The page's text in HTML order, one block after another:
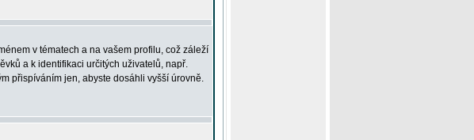
v tématech a na vašem profilu, což záleží
a k identifikaci určitých uživatelů, např.
přispíváním jen, abyste dosáhli vyšší úrovně.